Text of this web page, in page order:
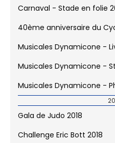
Carnaval - Stade en folie
40ème anniversaire du
Musicales Dynamicone -
Musicales Dynamicone -
Musicales Dynamicone -
Gala de Judo 2018
Challenge Eric Bott 2018